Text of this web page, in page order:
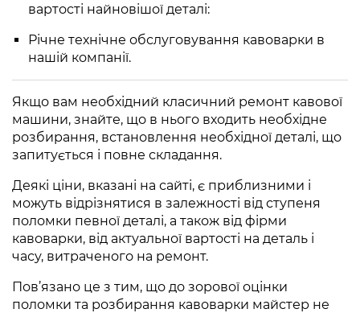
вартості найновішої деталі:
Річне технічне обслуговування кавоварки в
нашій компанії.
Якщо вам необхідний класичний ремонт кавової
машини, знайте, що в нього входить необхідне
розбирання, встановлення необхідної деталі, що
запитується і повне складання.
Деякі ціни, вказані на сайті, є приблизними і
можуть відрізнятися в залежності від ступеня
поломки певної деталі, а також від фірми
кавоварки, від актуальної вартості на деталь і
часу, витраченого на ремонт.
Пов’язано це з тим, що до зорової оцінки
поломки та розбирання кавоварки майстер не